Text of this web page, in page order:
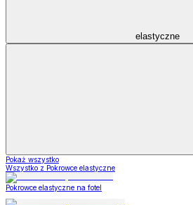
elastyczne
Pokaż wszystko
Wszystko z Pokrowce elastyczne
Pokrowce elastyczne na fotel